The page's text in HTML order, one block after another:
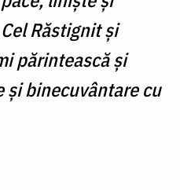
Răstignit și
părintească și
și binecuvântare cu